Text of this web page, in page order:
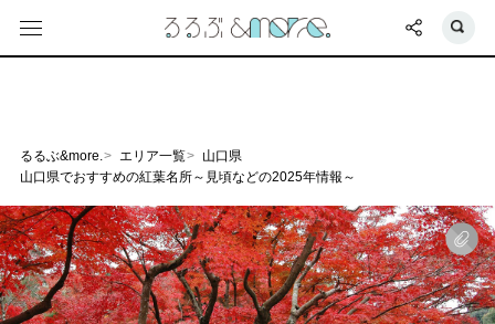
るるぶ&more. エリア一覧
山口県
山口県でおすすめの紅葉名所～見頃などの2025年情報～